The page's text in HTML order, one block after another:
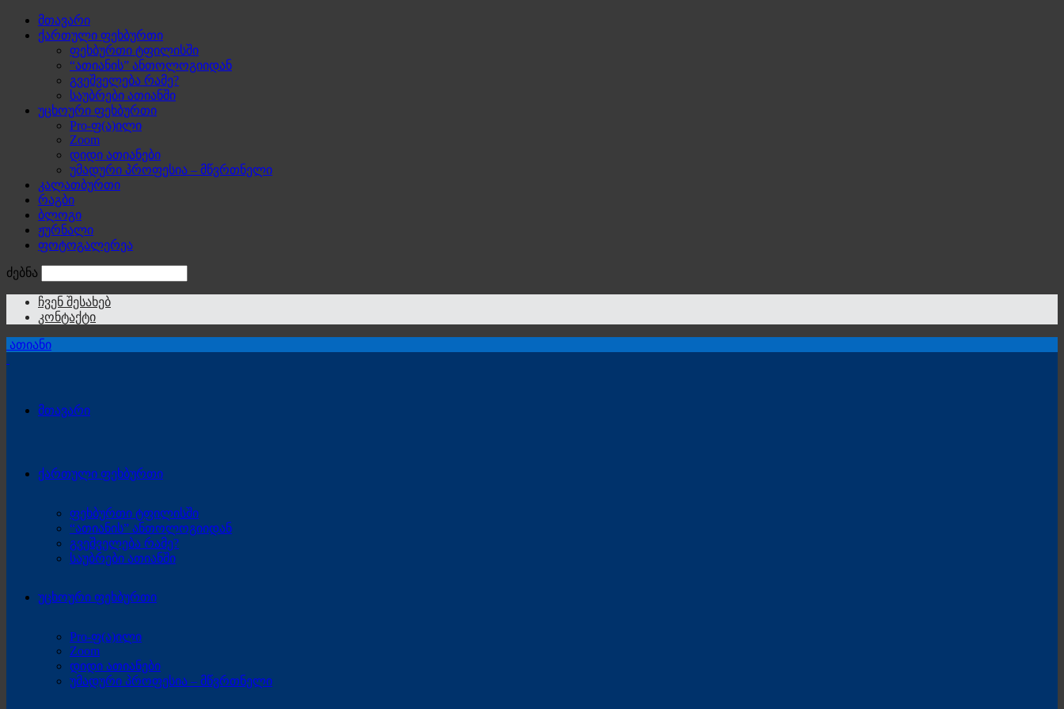
მთავარი
ქართული ფეხბურთი
ფეხბურთი ტფილისში
“ათიანის” ანთოლოგიიდან
გვეშველება რამე?
საუბრები ათიანში
უცხოური ფეხბურთი
Pro-ფ(ა)ილი
Zoom
დიდი ათიანები
უმადური პროფესია – მწვრთნელი
კალათბურთი
რაგბი
ბლოგი
ჟურნალი
ფოტოგალერეა
ძებნა
ჩვენ შესახებ
კონტაქტი
ათიანი
მთავარი
ქართული ფეხბურთი
ფეხბურთი ტფილისში
“ათიანის” ანთოლოგიიდან
გვეშველება რამე?
საუბრები ათიანში
უცხოური ფეხბურთი
Pro-ფ(ა)ილი
Zoom
დიდი ათიანები
უმადური პროფესია – მწვრთნელი